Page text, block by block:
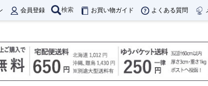
会員登録 検索 お買い物ガイド よくある質問